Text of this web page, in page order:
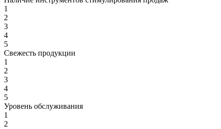
1
2
3
4
5
Свежесть продукции
1
2
3
4
5
Уровень обслуживания
1
2